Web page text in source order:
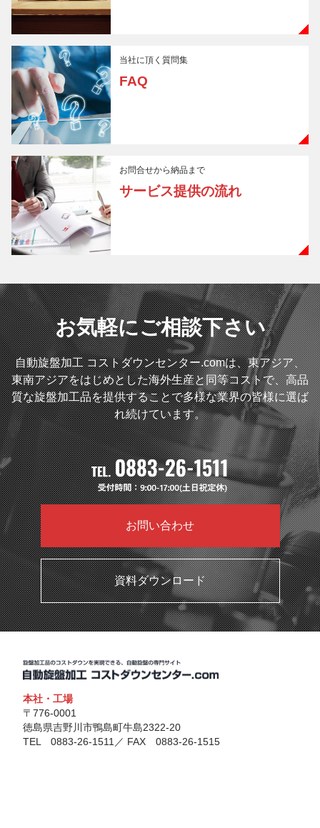
当社に頂く質問集
FAQ
お問合せから納品まで
サービス提供の流れ
お気軽にご相談下さい
自動旋盤加工 コストダウンセンター.comは、東アジア、
東南アジアをはじめとした海外生産と同等コストで、高品
質な旋盤加工品を提供することで多様な業界の皆様に選ば
れ続けています。
お問い合わせ
資料ダウンロード
本社・工場
〒776-0001
徳島県吉野川市鴨島町牛島2322-20
TEL 0883-26-1511／ FAX 0883-26-1515